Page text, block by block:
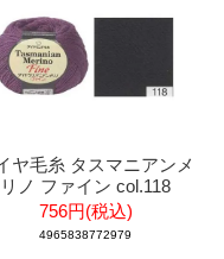
ヤ毛糸 タスマニアンメ
リノ ファイン col.118
756円(税込)
4965838772979